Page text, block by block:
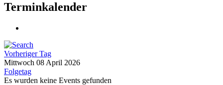
Terminkalender
Vorheriger Tag
Mittwoch 08 April 2026
Folgetag
Es wurden keine Events gefunden